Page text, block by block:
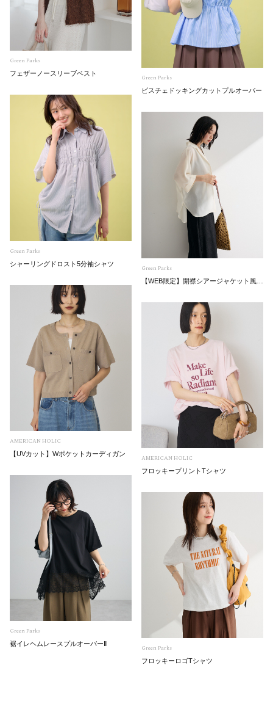
Green Parks
フェザーノースリーブベスト Green Parks
ビスチェドッキングカットプルオーバー
Green Parks
シャーリングドロスト5分袖シャツ Green Parks
AMERICAN HOLIC
【UVカット】Wポケットカーディガン AMERICAN HOLIC
フロッキープリントTシャツ
Green Parks
裾イレヘムレースプルオーバーⅡ Green Parks
フロッキーロゴTシャツ